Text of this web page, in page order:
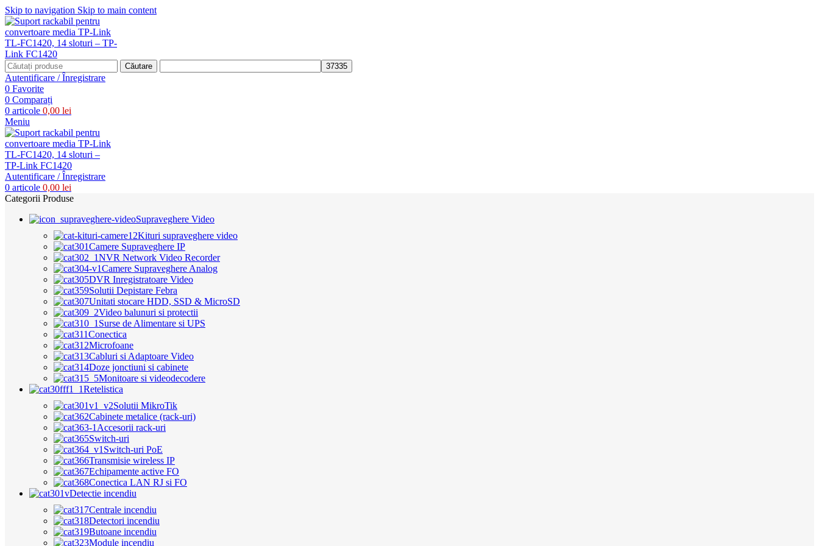
Skip to navigation Skip to main content
Căutare
Autentificare / Înregistrare
0 Favorite
0 Comparați
0 articole 0,00 lei
Meniu
Autentificare / Înregistrare
0 articole 0,00 lei
Categorii Produse
Supraveghere Video
Kituri supraveghere video
Camere Supraveghere IP
NVR Network Video Recorder
Camere Supraveghere Analog
DVR Inregistratoare Video
Solutii Depistare Febra
Unitati stocare HDD, SSD & MicroSD
Video balunuri si protectii
Surse de Alimentare si UPS
Conectica
Microfoane
Cabluri si Adaptoare Video
Doze jonctiuni si cabinete
Monitoare si videodecodere
Retelistica
Solutii MikroTik
Cabinete metalice (rack-uri)
Accesorii rack-uri
Switch-uri
Switch-uri PoE
Transmisie wireless IP
Echipamente active FO
Conectica LAN RJ si FO
Detectie incendiu
Centrale incendiu
Detectori incendiu
Butoane incendiu
Module incendiu